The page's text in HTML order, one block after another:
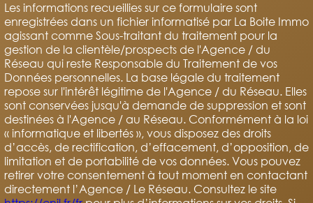
Les informations recueillies sur ce formulaire sont
enregistrées dans un fichier informatisé par La Boite Immo
agissant comme Sous-traitant du traitement pour la
gestion de la clientèle/prospects de l'Agence / du
Réseau qui reste Responsable du Traitement de vos
Données personnelles. La base légale du traitement
repose sur l'intérêt légitime de l'Agence / du Réseau. Elles
sont conservées jusqu'à demande de suppression et sont
destinées à l'Agence / au Réseau. Conformément à la loi
« informatique et libertés », vous disposez des droits
d’accès, de rectification, d’effacement, d’opposition, de
limitation et de portabilité de vos données. Vous pouvez
retirer votre consentement à tout moment en contactant
directement l’Agence / Le Réseau. Consultez le site